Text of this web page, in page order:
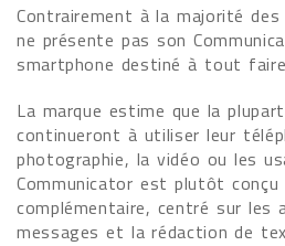
Contrairement à la majorité
ne présente pas son
smartphone destiné à tout
La marque estime que la
continueront à utiliser leur
photographie, la vidéo ou les
Communicator est plutôt conçu
complémentaire, centré sur les
messages et la rédaction de